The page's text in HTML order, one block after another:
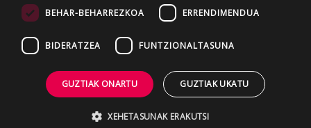
BEHAR-BEHARREZKOA ERRENDIMENDUA
BIDERATZEA FUNTZIONALTASUNA
GUZTIAK ONARTU GUZTIAK UKATU
XEHETASUNAK ERAKUTSI